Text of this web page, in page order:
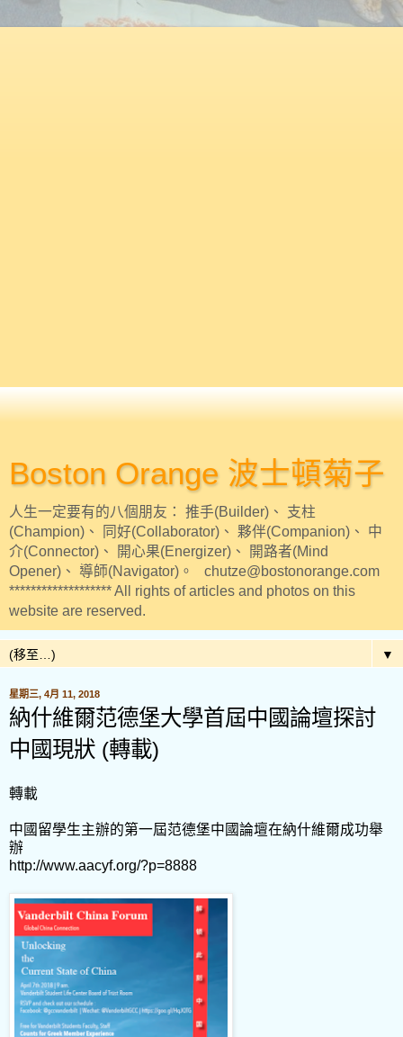
Boston Orange 波士頓菊子
人生一定要有的八個朋友： 推手(Builder)、 支柱
(Champion)、 同好(Collaborator)、 夥伴(Companion)、 中
介(Connector)、 開心果(Energizer)、 開路者(Mind
Opener)、 導師(Navigator)。 chutze@bostonorange.com
******************* All rights of articles and photos on this
website are reserved.
▼
星期三, 4月 11, 2018
納什維爾范德堡大學首屆中國論壇探討
中國現狀 (轉載)
轉載
中國留學生主辦的第一屆范德堡中國論壇在納什維爾成功舉
辦
http://www.aacyf.org/?p=8888